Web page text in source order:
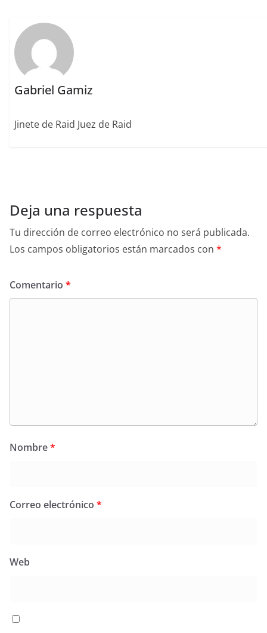
k
Gabriel Gamiz
Jinete de Raid Juez de Raid
Deja una respuesta
Tu dirección de correo electrónico no será publicada.
Los campos obligatorios están marcados con *
Comentario *
Nombre*
Correo electrónico *
Web